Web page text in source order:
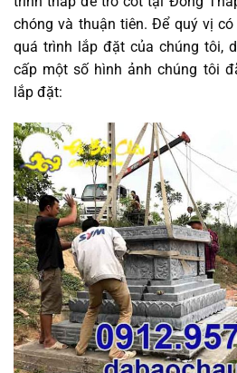
chóng và thuận tiên. Để quý vị
quá trình lắp đặt của chúng tôi,
cấp một số hình ảnh chúng tôi
lắp đặt: